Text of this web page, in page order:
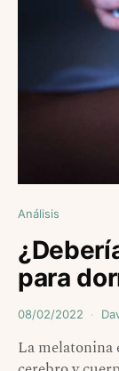
Análisis
para
08/02/2022
La melatonina